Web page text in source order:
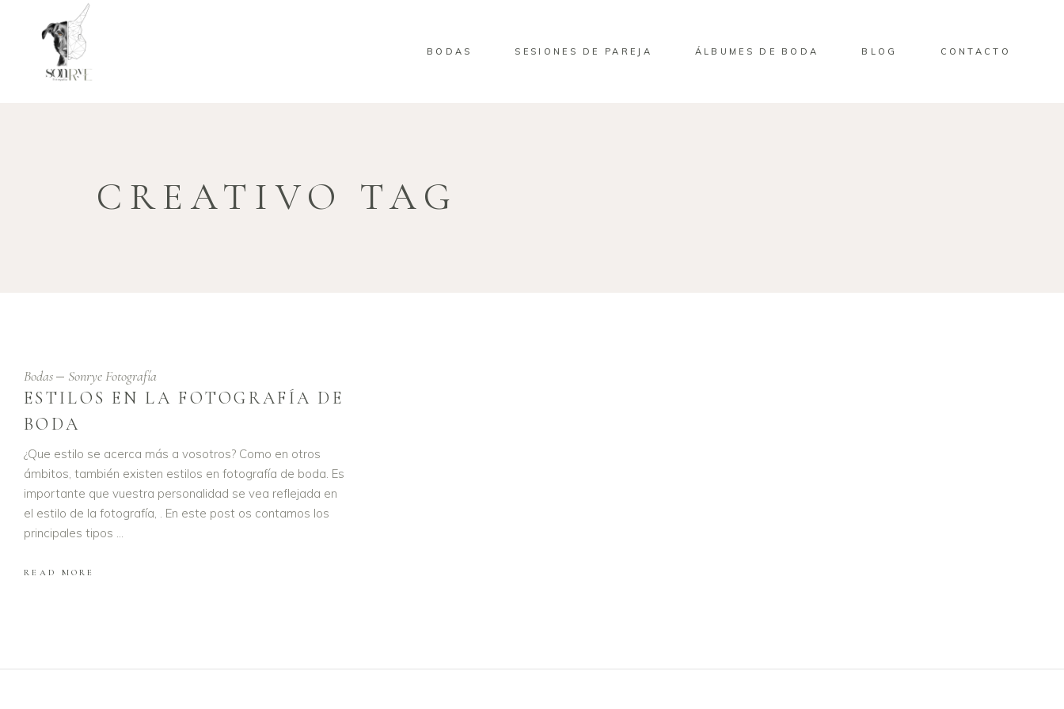
BODAS SESIONES DE PAREJA ÁLBUMES DE BODA BLOG CONTACTO
CREATIVO TAG
Bodas Sonrye Fotografía
ESTILOS EN LA FOTOGRAFÍA DE
BODA
¿Que estilo se acerca más a vosotros? Como en otros
ámbitos, también existen estilos en fotografía de boda. Es
importante que vuestra personalidad se vea reflejada en
el estilo de la fotografía, . En este post os contamos los
principales tipos
READ MORE